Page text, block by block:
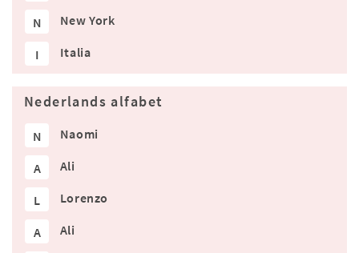
N New York
I Italia
Nederlands alfabet
N Naomi
A Ali
L Lorenzo
A Ali